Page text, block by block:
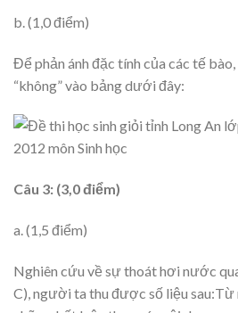
b. (1,0 điểm)
Để phản ánh đặc tính của các tế bào,
“không” vào bảng dưới đây:
Câu 3: (3,0 điểm)
a. (1,5 điểm)
Nghiên cứu về sự thoát hơi nước
C), người ta thu được số liệu sau:Từ